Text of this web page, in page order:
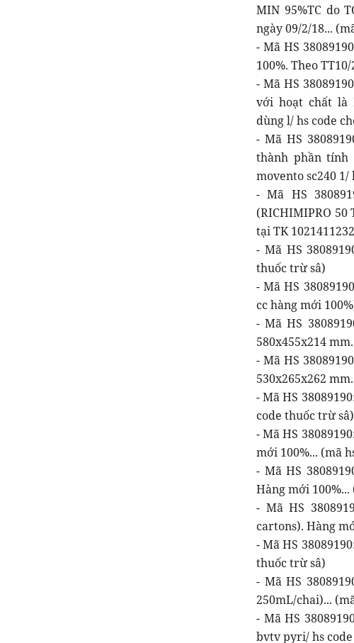
MIN 95%TC do
ngày 09/2/18...
- Mã HS
100%. Theo
- Mã HS
với hoạt chất là
dùng l/ hs code
- Mã HS
thành phần tính
movento sc240 1/
- Mã HS
(RICHIMIPRO 50
tại TK
- Mã HS
thuốc trừ sâ)
- Mã HS
cc hàng mới
- Mã HS
580x455x214
- Mã HS
530x265x262
- Mã HS
code thuốc trừ sâ)
- Mã HS
mới 100%... (mã
- Mã HS
Hàng mới
- Mã HS
cartons). Hàng
- Mã HS
thuốc trừ sâ)
- Mã HS
250mL/chai)...
- Mã HS
bvtv pyri/ hs